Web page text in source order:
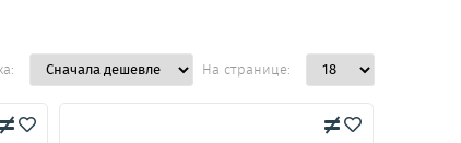
На странице: